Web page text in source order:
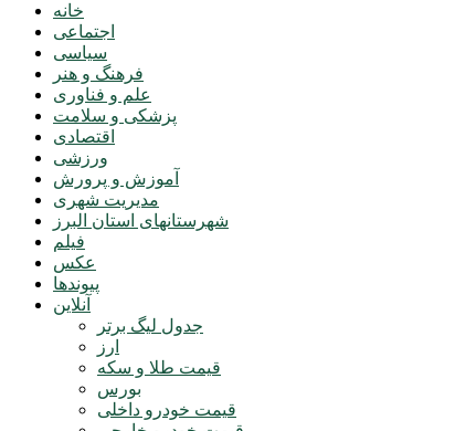
خانه
اجتماعی
سیاسی
فرهنگ و هنر
علم و فناوری
پزشکی و سلامت
اقتصادی
ورزشی
آموزش و پرورش
مدیریت شهری
شهرستانهای استان البرز
فیلم
عکس
پیوندها
آنلاین
جدول لیگ برتر
ارز
قیمت طلا و سکه
بورس
قیمت خودرو داخلی